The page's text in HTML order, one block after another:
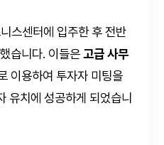
스센터에 입주한 후 전반
습니다. 이들은고급 사무
이용하여 투자자 미팅을
유치에 성공하게 되었습니